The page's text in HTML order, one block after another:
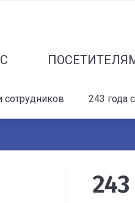
сотрудников 243 года